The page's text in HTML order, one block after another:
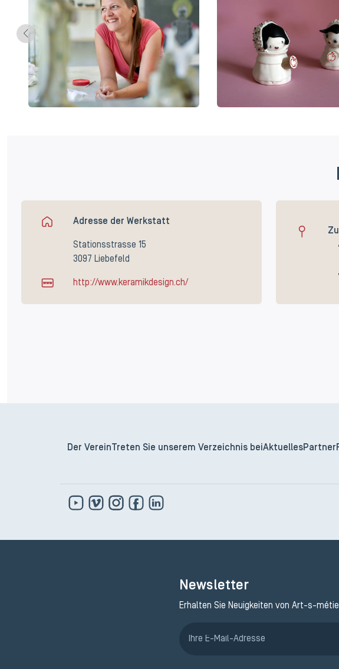
Adresse der Werkstatt
Stationsstrasse 15
3097 Liebefeld
http://www.keramikdesign.ch/
Der Verein Treten Sie unserem Verzeichnis beiAktuellesPartner
Newsletter
Erhalten Sie Neuigkeiten von Art-s-